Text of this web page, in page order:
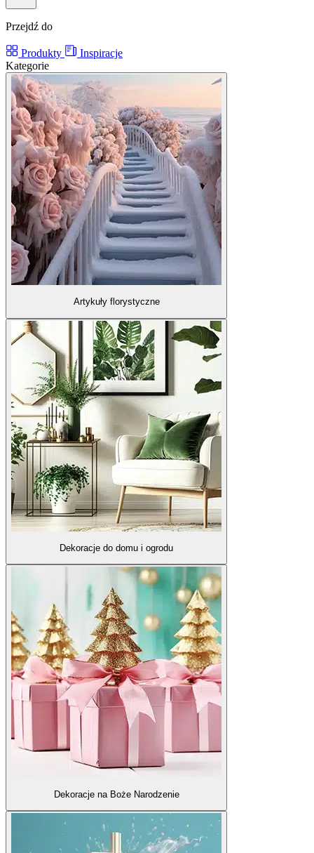
Przejdź do
Produkty
Inspiracje
Kategorie
Artykuły florystyczne
Dekoracje do domu i ogrodu
Dekoracje na Boże Narodzenie